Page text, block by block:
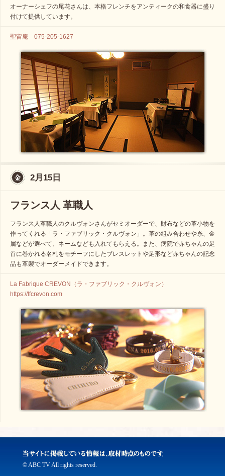
オーナーシェフの尾花さんは、本格フレンチをアンティークの和食器に盛り
付けて提供しています。
聖宙庵 075-205-1627
2月15日
フランス人 革職人
フランス人革職人のクルヴォンさんがセミオーダーで、財布などの革小物を
作ってくれる「ラ・ファブリック・クルヴォン」。革の組み合わせや糸、金
属などが選べて、ネームなども入れてもらえる。また、病院で赤ちゃんの足
首に巻かれる名札をモチーフにしたブレスレットや足形など赤ちゃんの記念
品も革製でオーダーメイドできます。
La Fabrique CREVON（ラ・ファブリック・クルヴォン）
https://lfcrevon.com
© ABC TV All rights reserved.